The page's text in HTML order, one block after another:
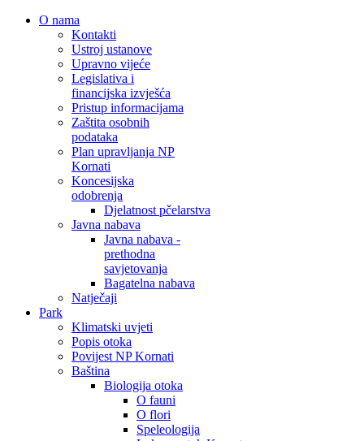
O nama
Kontakti
Ustroj ustanove
Upravno vijeće
Legislativa i
financijska izvješća
Pristup informacijama
Zaštita osobnih
podataka
Plan upravljanja NP
Kornati
Koncesijska
odobrenja
Djelatnost pčelarstva
Javna nabava
Javna nabava -
prethodna
savjetovanja
Bagatelna nabava
Natječaji
Park
Klimatski uvjeti
Popis otoka
Povijest NP Kornati
Baština
Biologija otoka
O fauni
O flori
Speleologija